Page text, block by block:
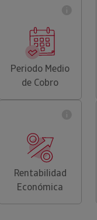
Periodo Medio
de Cobro
Rentabilidad
Económica